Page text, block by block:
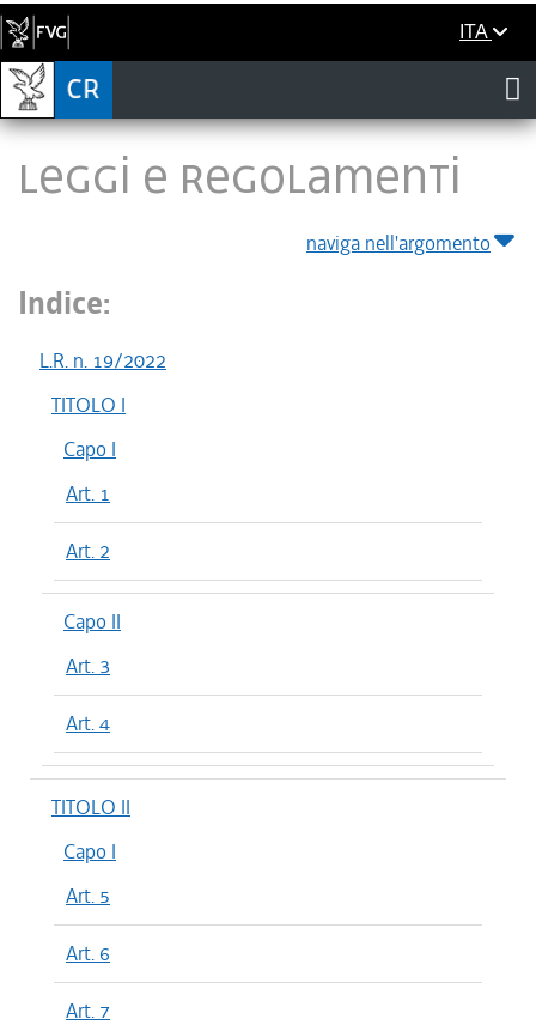
ITA
LEGGI E REGOLAMENTI
naviga nell'argomento
Indice:
L.R. n. 19/2022
TITOLO I
Capo I
Art. 1
Art. 2
Capo II
Art. 3
Art. 4
TITOLO II
Capo I
Art. 5
Art. 6
Art. 7